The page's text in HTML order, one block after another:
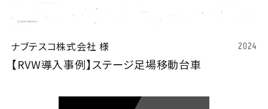
ナブテスコ株式会社 様 2024
【RVW導入事例】ステージ足場移動台車